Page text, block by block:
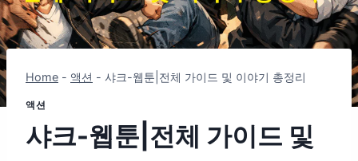
Home - 액션 - 샤크-웹툰|전체 가이드 및 이야기 총정리
액션
샤크-웹툰|전체 가이드 및